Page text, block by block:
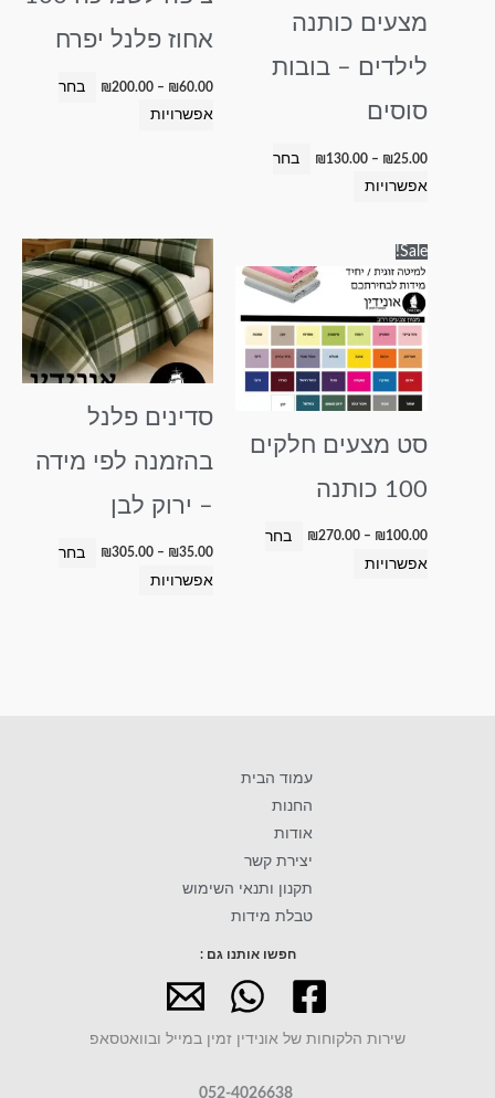
מצעים כותנה
לילדים – בובות
סוסים
₪25.00
–
₪ 130.00
בחר
אפשרויות
את
בעמוד
אחוז פלנל יפרח
₪60.00
–
₪200.00
בחר
אפשרויות
האפשרויות
בעמוד
Sale!
סט מצעים חלקים
100 כותנה
₪ 100.00
–
₪270.00
מחירים:
⁦₪100.00⁩
עד
⁦₪270.00⁩
בחר
אפשרויות
זה
מספר
סוגים.
ניתן
את
בעמוד
המוצר
סדינים פלנל
בהזמנה לפי מידה
– ירוק לבן
₪35.00
–
₪305.00
טווח
מחירים:
⁦₪35.00⁩
עד
בחר
אפשרויות
למוצר
זה
יש
מספר
סוגים.
לבחור
האפשרויות
בעמוד
עמוד הבית
החנות
אודות
יצירת קשר
תקנון ותנאי השימוש
טבלת מידות
חפשו אותנו גם :
שירות הלקוחות של אונידין זמין במייל ובוואטסאפ